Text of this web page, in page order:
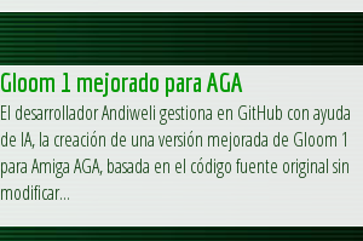
Gloom 1 mejorado para AGA
El desarrollador Andiweli gestiona en GitHub con ayuda
de IA, la creación de una versión mejorada de Gloom 1
para Amiga AGA, basada en el código fuente original sin
modificar...